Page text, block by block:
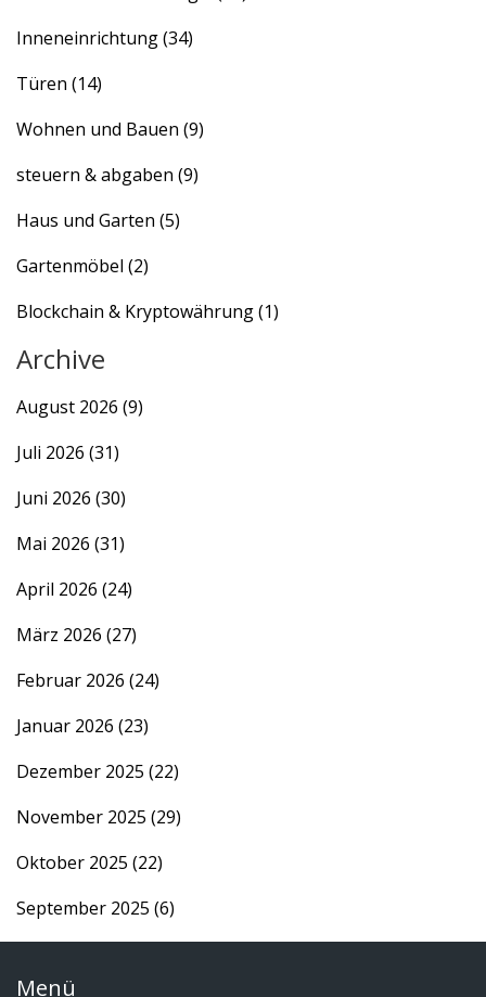
Inneneinrichtung(34)
Türen (14)
Wohnen und Bauen (9)
steuern & abgaben (9)
Haus und Garten (5)
Gartenmöbel (2)
Blockchain & Kryptowährung(1)
Archive
August 2026 (9)
Juli 2026 (31)
Juni 2026 (30)
Mai 2026 (31)
April 2026 (24)
März 2026 (27)
Februar 2026 (24)
Januar 2026 (23)
Dezember 2025 (22)
November 2025 (29)
Oktober 2025 (22)
September 2025 (6)
Menü